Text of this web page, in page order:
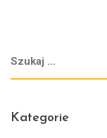
Kategorie